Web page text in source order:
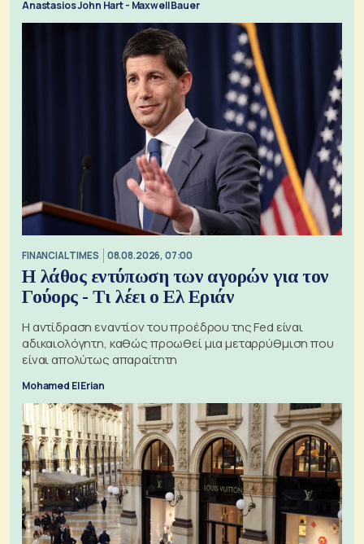
Anastasios John Hart - Maxwell Bauer
FINANCIAL TIMES 08.08.2026, 07:00
Η λάθος εντύπωση των αγορών για τον
Γούορς - Τι λέει ο Ελ Εριάν
Η αντίδραση εναντίον του προέδρου της Fed είναι
αδικαιολόγητη, καθώς προωθεί μια μεταρρύθμιση που
είναι απολύτως απαραίτητη
Mohamed El Erian